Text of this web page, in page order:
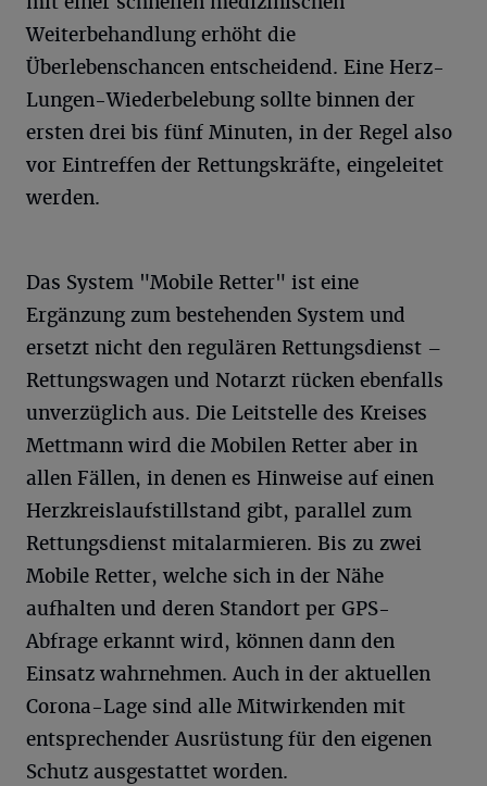
Weiterbehandlung erhöht die
Überlebenschancen entscheidend. Eine Herz-
Lungen-Wiederbelebung sollte binnen der
ersten drei bis fünf Minuten, in der Regel also
vor Eintreffen der Rettungskräfte, eingeleitet
werden.
Das System "Mobile Retter" ist eine
Ergänzung zum bestehenden System und
ersetzt nicht den regulären Rettungsdienst –
Rettungswagen und Notarzt rücken ebenfalls
unverzüglich aus. Die Leitstelle des Kreises
Mettmann wird die Mobilen Retter aber in
allen Fällen, in denen es Hinweise auf einen
Herzkreislaufstillstand gibt, parallel zum
Rettungsdienst mitalarmieren. Bis zu zwei
Mobile Retter, welche sich in der Nähe
aufhalten und deren Standort per GPS-
Abfrage erkannt wird, können dann den
Einsatz wahrnehmen. Auch in der aktuellen
Corona-Lage sind alle Mitwirkenden mit
entsprechender Ausrüstung für den eigenen
Schutz ausgestattet worden.